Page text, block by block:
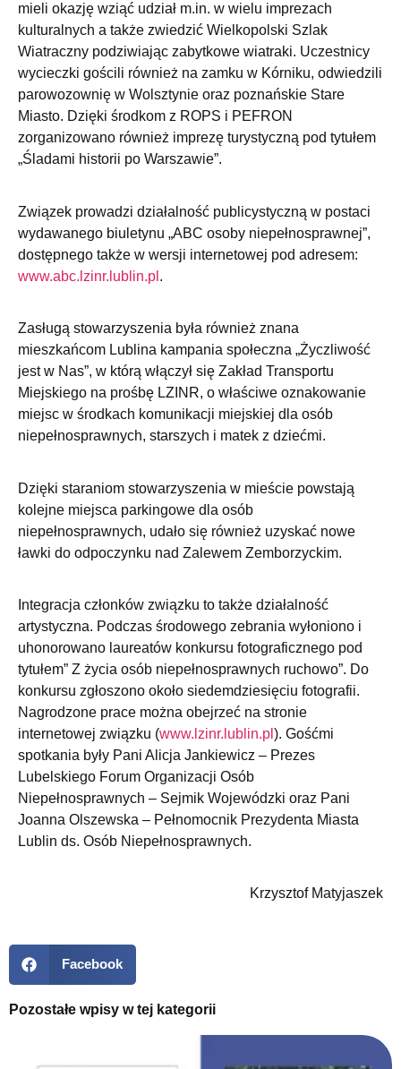
mieli okazję wziąć udział m.in. w wielu imprezach
kulturalnych a także zwiedzić Wielkopolski Szlak
Wiatraczny podziwiając zabytkowe wiatraki. Uczestnicy
wycieczki gościli również na zamku w Kórniku, odwiedzili
parowozownię w Wolsztynie oraz poznańskie Stare
Miasto. Dzięki środkom z ROPS i PEFRON
zorganizowano również imprezę turystyczną pod tytułem
„Śladami historii po Warszawie”.
Związek prowadzi działalność publicystyczną w postaci
wydawanego biuletynu „ABC osoby niepełnosprawnej”,
dostępnego także w wersji internetowej pod adresem:
www.abc.lzinr.lublin.pl .
Zasługą stowarzyszenia była również znana
mieszkańcom Lublina kampania społeczna „Życzliwość
jest w Nas”, w którą włączył się Zakład Transportu
Miejskiego na prośbę LZINR, o właściwe oznakowanie
miejsc w środkach komunikacji miejskiej dla osób
niepełnosprawnych, starszych i matek z dziećmi.
Dzięki staraniom stowarzyszenia w mieście powstają
kolejne miejsca parkingowe dla osób
niepełnosprawnych, udało się również uzyskać nowe
ławki do odpoczynku nad Zalewem Zemborzyckim.
Integracja członków związku to także działalność
artystyczna. Podczas środowego zebrania wyłoniono i
uhonorowano laureatów konkursu fotograficznego pod
tytułem” Z życia osób niepełnosprawnych ruchowo”. Do
konkursu zgłoszono około siedemdziesięciu fotografii.
Nagrodzone prace można obejrzeć na stronie
internetowej związku (www.lzinr.lublin.pl ). Gośćmi
spotkania były Pani Alicja Jankiewicz – Prezes
Lubelskiego Forum Organizacji Osób
Niepełnosprawnych – Sejmik Wojewódzki oraz Pani
Joanna Olszewska – Pełnomocnik Prezydenta Miasta
Lublin ds. Osób Niepełnosprawnych.
Krzysztof Matyjaszek
Facebook
Pozostałe wpisy w tej kategorii